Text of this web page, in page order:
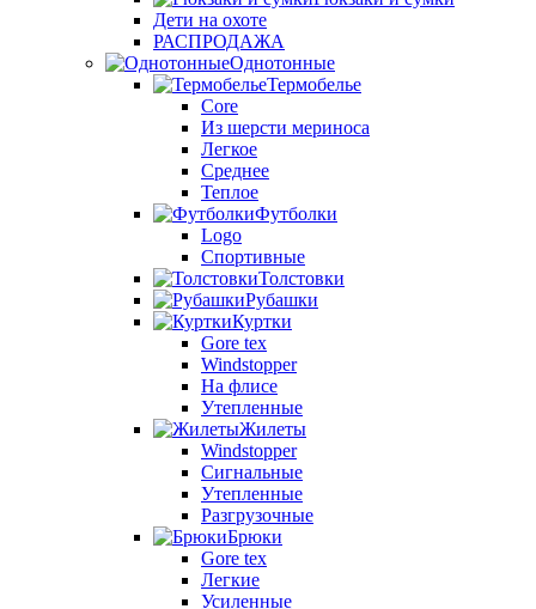
Дети на охоте
РАСПРОДАЖА
Однотонные
Термобелье
Core
Из шерсти мериноса
Легкое
Среднее
Теплое
Футболки
Logo
Спортивные
Толстовки
Рубашки
Куртки
Gore tex
Windstopper
На флисе
Утепленные
Жилеты
Windstopper
Сигнальные
Утепленные
Разгрузочные
Брюки
Gore tex
Легкие
Усиленные